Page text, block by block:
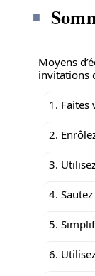
Moyens
invitations
1. Faites
2.
3.
4.
5.
6.